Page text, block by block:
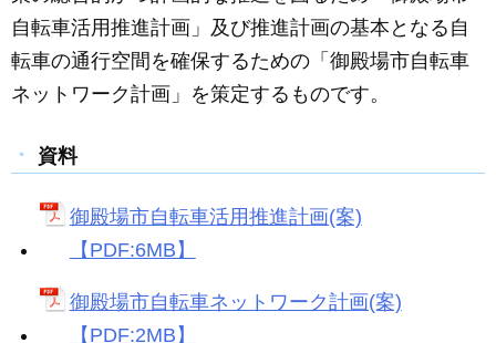
o
o
k
g
er
自転車活用推進計画」及び推進計画の基本となる自
転車の通行空間を確保するための「御殿場市自転車
ネットワーク計画」を策定するものです。
資料
御殿場市自転車活用推進計画(案)
【PDF:6MB】
御殿場市自転車ネットワーク計画(案)
【PDF:2MB】